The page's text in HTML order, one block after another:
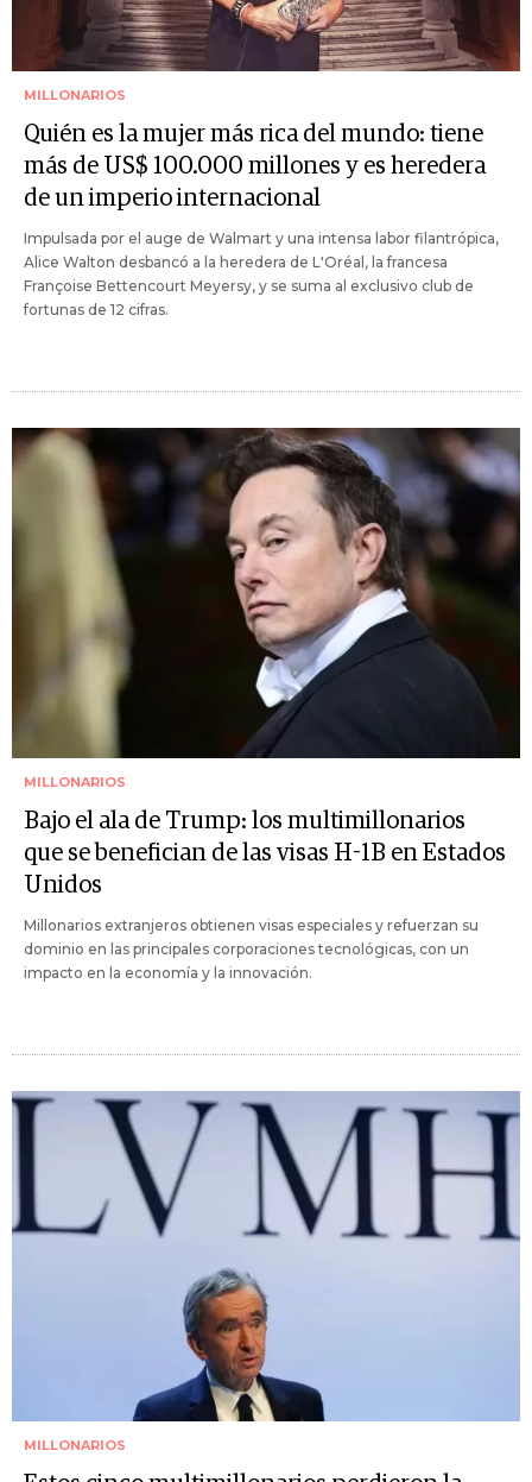
MILLONARIOS
Quién es la mujer más rica del mundo: tiene
más de US$ 100.000 millones y es heredera
de un imperio internacional
Impulsada por el auge de Walmart y una intensa labor filantrópica,
Alice Walton desbancó a la heredera de L'Oréal, la francesa
Françoise Bettencourt Meyersy, y se suma al exclusivo club de
fortunas de 12 cifras.
MILLONARIOS
Bajo el ala de Trump: los multimillonarios
que se benefician de las visas H-1B en Estados
Unidos
Millonarios extranjeros obtienen visas especiales y refuerzan su
dominio en las principales corporaciones tecnológicas, con un
impacto en la economía y la innovación.
MILLONARIOS